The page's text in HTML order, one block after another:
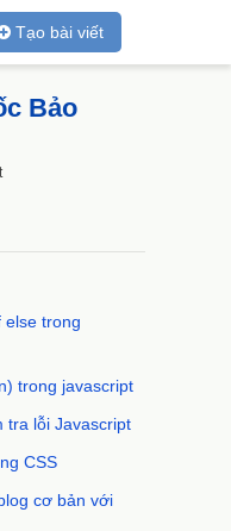
Tạo bài viết
Bảo
else trong
trong javascript
tra lỗi Javascript
CSS
cơ bản với